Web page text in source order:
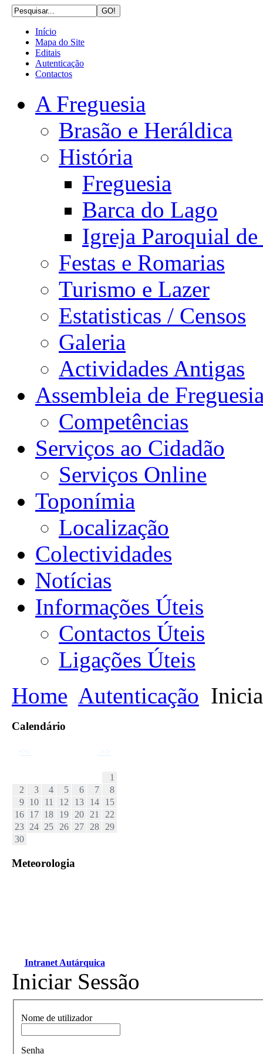
Início
Mapa do Site
Editais
Autenticação
Contactos
A Freguesia
Brasão e Heráldica
História
Freguesia
Barca do Lago
Igreja Paroquial de
Festas e Romarias
Turismo e Lazer
Estatisticas / Censos
Galeria
Actividades Antigas
Assembleia de
Competências
Serviços ao Cidadão
Serviços Online
Toponímia
Localização
Colectividades
Notícias
Informações Úteis
Contactos Úteis
Ligações Úteis
Home Autenticação
Calendário
<<
>>
1
2
3 4 5 6 7
8
9 10 11 12 13 14
15
16 17 18 19 20 21
22
23 24 25 26 27 28
29
30
Meteorologia
Intranet Autárquica
Iniciar Sessão
Nome de utilizador
Senha